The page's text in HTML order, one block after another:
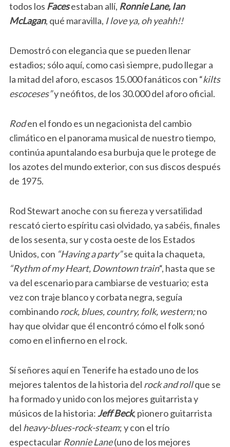
todos los Facesestaban allí, Ronnie Lane, Ian
McLagan, qué maravilla, I love ya, oh yeahh!!
Demostró con elegancia que se pueden llenar
estadios; sólo aquí, como casi siempre, pudo llegar a
la mitad del aforo, escasos 15.000 fanáticos con “kilts
escoceses”y neófitos, de los 30.000 del aforo oficial.
Roden el fondo es un negacionista del cambio
climático en el panorama musical de nuestro tiempo,
continúa apuntalando esa burbuja que le protege de
los azotes del mundo exterior, con sus discos después
de 1975.
Rod Stewart anoche con su fiereza y versatilidad
rescató cierto espíritu casi olvidado, ya sabéis, finales
de los sesenta, sur y costa oeste de los Estados
Unidos, con “Having a party”se quita la chaqueta,
“Rythm of my Heart, Downtown train“, hasta que se
va del escenario para cambiarse de vestuario; esta
vez con traje blanco y corbata negra, seguía
combinandorock, blues, country, folk, western;no
hay que olvidar que él encontró cómo el folk sonó
como en el infierno en el rock.
Sí señores aquí en Tenerife ha estado uno de los
mejores talentos de la historia del rock and rollque se
ha formado y unido con los mejores guitarrista y
músicos de la historia: Jeff Beck, pionero guitarrista
del heavy-blues-rock-steam; y con el trío
espectacularRonnie Lane(uno de los mejores